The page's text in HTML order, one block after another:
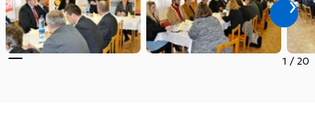
1 / 20